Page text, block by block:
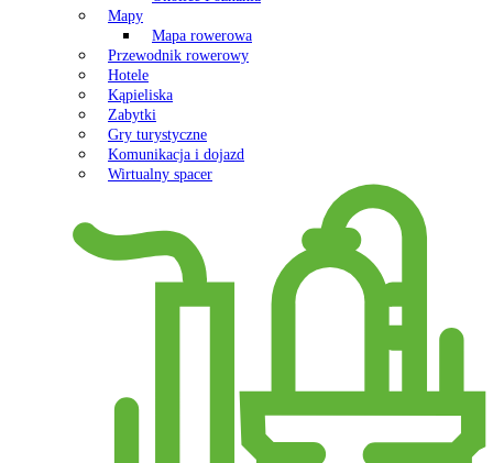
Mapy
Mapa rowerowa
Przewodnik rowerowy
Hotele
Kąpieliska
Zabytki
Gry turystyczne
Komunikacja i dojazd
Wirtualny spacer